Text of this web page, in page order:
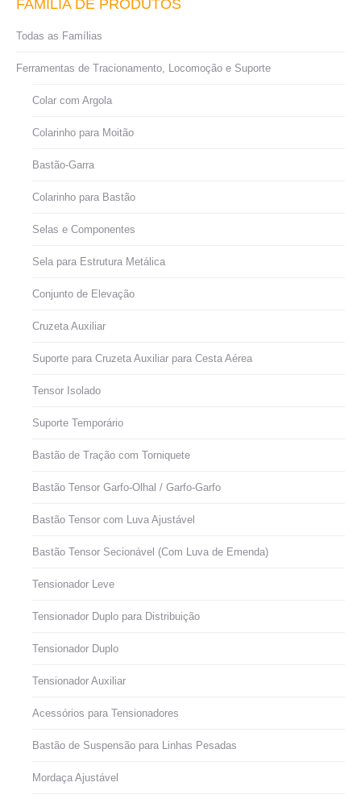
FAMÍLIA DE PRODUTOS
Todas as Famílias
Ferramentas de Tracionamento, Locomoção e Suporte
Colar com Argola
Colarinho para Moitão
Bastão-Garra
Colarinho para Bastão
Selas e Componentes
Sela para Estrutura Metálica
Conjunto de Elevação
Cruzeta Auxiliar
Suporte para Cruzeta Auxiliar para Cesta Aérea
Tensor Isolado
Suporte Temporário
Bastão de Tração com Torniquete
Bastão Tensor Garfo-Olhal / Garfo-Garfo
Bastão Tensor com Luva Ajustável
Bastão Tensor Secionável (Com Luva de Emenda)
Tensionador Leve
Tensionador Duplo para Distribuição
Tensionador Duplo
Tensionador Auxiliar
Acessórios para Tensionadores
Bastão de Suspensão para Linhas Pesadas
Mordaça Ajustável